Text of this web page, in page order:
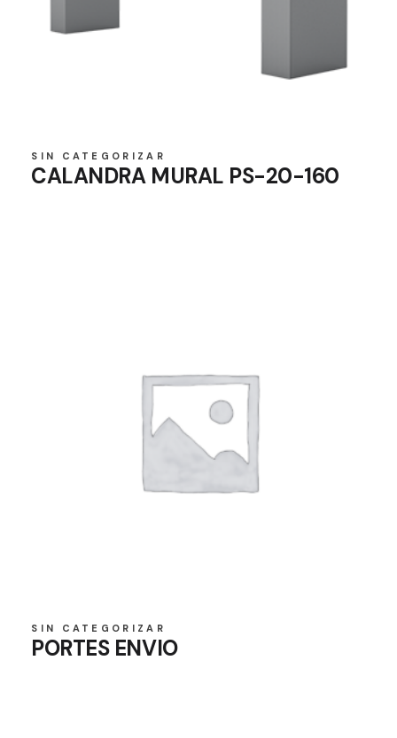
SIN CATEGORIZAR
CALANDRA MURAL PS-20-160
SIN CATEGORIZAR
PORTES ENVIO